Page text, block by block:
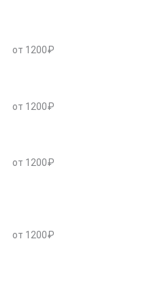
от 1200₽
от 1200₽
от 1200₽
от 1200₽